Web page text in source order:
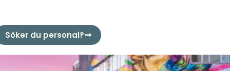
Söker du personal?